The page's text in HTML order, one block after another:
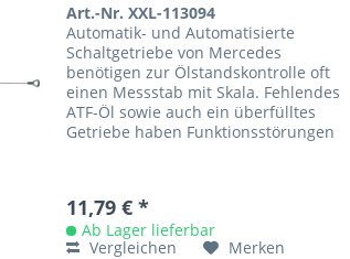
Art.-Nr. XXL-113094
Automatik- und Automatisierte
Schaltgetriebe von Mercedes
benötigen zur Ölstandskontrolle oft
einen Messstab mit Skala. Fehlendes
ATF-Öl sowie auch ein überfülltes
Getriebe haben Funktionsstörungen
11,79 € *
Ab Lager lieferbar
Vergleichen
Merken